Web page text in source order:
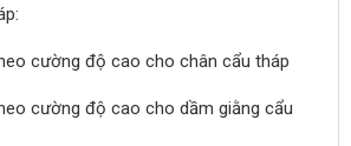
cường độ cao cho chân cẩu tháp
cường độ cao cho dầm giằng cẩu